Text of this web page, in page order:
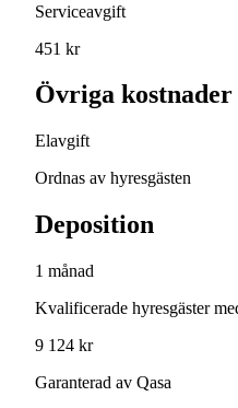
Serviceavgift
451 kr
Övriga kostnader
Elavgift
Ordnas av hyresgästen
Deposition
1 månad
Kvalificerade hyresgäster
9 124 kr
Garanterad av Qasa